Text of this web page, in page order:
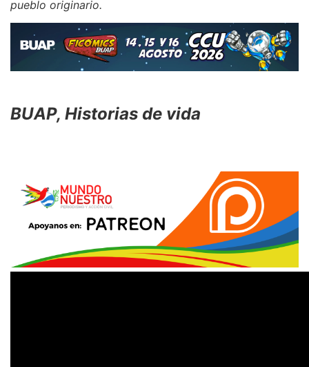
pueblo originario.
BUAP, Historias de vida